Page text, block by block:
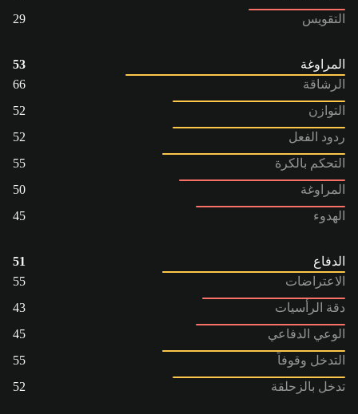
التقويس
29
المراوغة
53
الرشاقة
66
التوازن
52
ردود الفعل
52
التحكم بالكرة
55
المراوغة
50
الهدوء
45
الدفاع
51
الاعتراضات
55
دقة الرأسيات
43
الوعي الدفاعي
45
التدخل وقوفاً
55
تدخل بالزحلقة
52